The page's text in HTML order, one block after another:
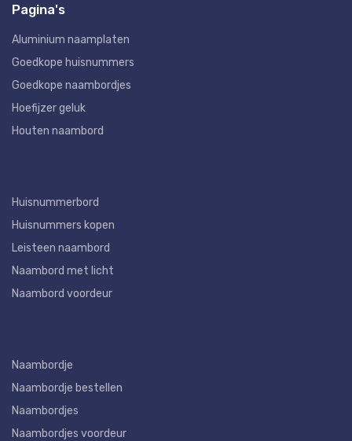
Pagina's
Aluminium naamplaten
Goedkope huisnummers
Goedkope naambordjes
Hoefijzer geluk
Houten naambord
Huisnummerbord
Huisnummers kopen
Leisteen naambord
Naambord met licht
Naambord voordeur
Naambordje
Naambordje bestellen
Naambordjes
Naambordjes voordeur